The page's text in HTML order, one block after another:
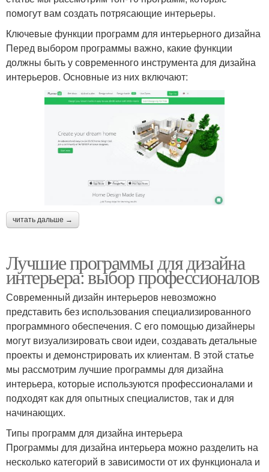
помогут вам создать потрясающие интерьеры.
Ключевые функции программ для интерьерного дизайна
Перед выбором программы важно, какие функции
должны быть у современного инструмента для дизайна
интерьеров. Основные из них включают:
читать дальше →
Лучшие программы для дизайна
интерьера: выбор профессионалов
Современный дизайн интерьеров невозможно
представить без использования специализированного
программного обеспечения. С его помощью дизайнеры
могут визуализировать свои идеи, создавать детальные
проекты и демонстрировать их клиентам. В этой статье
мы рассмотрим лучшие программы для дизайна
интерьера, которые используются профессионалами и
подходят как для опытных специалистов, так и для
начинающих.
Типы программ для дизайна интерьера
Программы для дизайна интерьера можно разделить на
несколько категорий в зависимости от их функционала и